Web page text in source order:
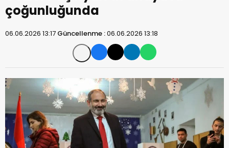
çoğunluğunda
06.06.2026 13:17 Güncellenme :06.06.2026 13:18